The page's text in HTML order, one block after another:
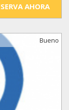
AHORA
Bueno